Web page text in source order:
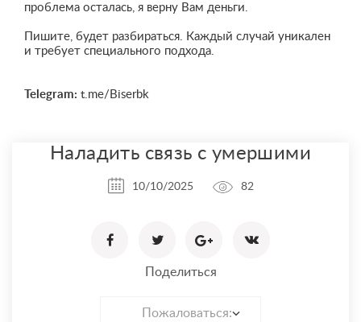
проблема осталась, я верну Вам деньги.
Пишите, будет разбираться. Каждый случай уникален
и требует специального подхода.
Telegram: t.me/Biserbk
Наладить связь с умершими
10/10/2025 82
Поделиться
Пожаловаться: